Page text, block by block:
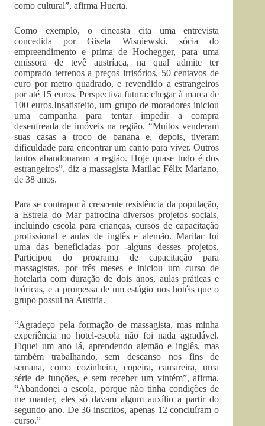
como cultural”, afirma Huerta.
Como exemplo, o cineasta cita uma entrevista
concedida por Gisela Wisniewski, sócia do
empreendimento e prima de Hochegger, para uma
emissora de tevê austríaca, na qual admite ter
comprado terrenos a preços irrisórios, 50 centavos de
euro por metro quadrado, e revendido a estrangeiros
por até 15 euros. Perspectiva futura: chegar à marca de
100 euros.Insatisfeito, um grupo de moradores iniciou
uma campanha para tentar impedir a compra
desenfreada de imóveis na região. “Muitos venderam
suas casas a troco de banana e, depois, tiveram
dificuldade para encontrar um canto para viver. Outros
tantos abandonaram a região. Hoje quase tudo é dos
estrangeiros”, diz a massagista Marilac Félix Mariano,
de 38 anos.
Para se contrapor à crescente resistência da população,
a Estrela do Mar patrocina diversos projetos sociais,
incluindo escola para crianças, cursos de capacitação
profissional e aulas de inglês e alemão. Marilac foi
uma das beneficiadas por -alguns desses projetos.
Participou do programa de capacitação para
massagistas, por três meses e iniciou um curso de
hotelaria com duração de dois anos, aulas práticas e
teóricas, e a promessa de um estágio nos hotéis que o
grupo possui na Áustria.
“Agradeço pela formação de massagista, mas minha
experiência no hotel-escola não foi nada agradável.
Fiquei um ano lá, aprendendo alemão e inglês, mas
também trabalhando, sem descanso nos fins de
semana, como cozinheira, copeira, camareira, uma
série de funções, e sem receber um vintém”, afirma.
“Abandonei a escola, porque não tinha condições de
me manter, eles só davam algum auxílio a partir do
segundo ano. De 36 inscritos, apenas 12 concluíram o
curso.”